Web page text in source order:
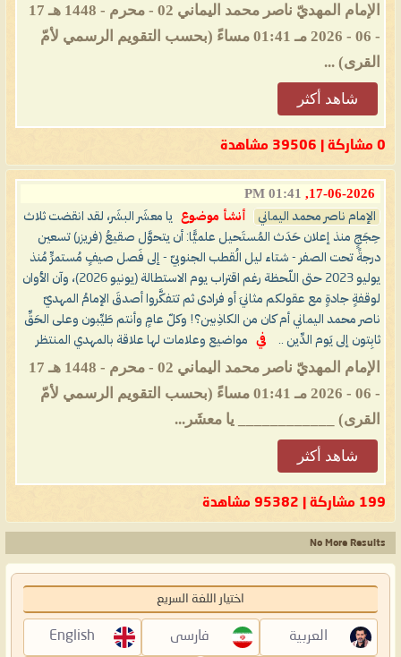
الإمام المهديّ ناصر محمد اليماني 02 - محرم - 1448 هـ 17
- 06 - 2026 مـ 01:41 مساءً (بحسب التقويم الرسمي لأمّ
القرى) ...
شاهد أكثر
0 مشاركة | 39506 مشاهدة
17-06-2026,
01:41 PM
الإمام ناصر محمد اليماني أنشأ موضوع
يا معشَر البشَر، لقد انقضت ثلاث
حِجَجٍ منذ إعلان حَدَث المُستَحيل علميًّا: أن يتحوَّل صقيعُ (فريزر) تسعين
درجةً تحت الصفر - شتاء ليل الُقطب الجنوبيّ - إلى فَصل صيفٍ مُستمرٍّ مُنذ
يوليو 2023 حتى اللّحظة رغم اقتراب يوم الاستطالة (يونيو 2026)، وآن الأوان
لوقفةٍ جادةٍ مع عقولكم مثانيَ أو فرادى ثم تتفكَّروا أصدقَ الإمامُ المهديّ
ناصر محمد اليماني أم كان من الكاذِبين؟! وكلّ عامٍ وأنتم طَيِّبون وعلى الحَقِّ
ثابِتون إلى يَوم الدِّين ..
في مواضيع وعلامات لها علاقة بالمهدي المنتظر
الإمام المهديّ ناصر محمد اليماني 02 - محرم - 1448 هـ 17
- 06 - 2026 مـ 01:41 مساءً (بحسب التقويم الرسمي لأمّ
القرى) ____________ يا معشَر...
شاهد أكثر
199 مشاركة | 95382 مشاهدة
No More Results
اختيار اللغة السريع
العربية فارسی English